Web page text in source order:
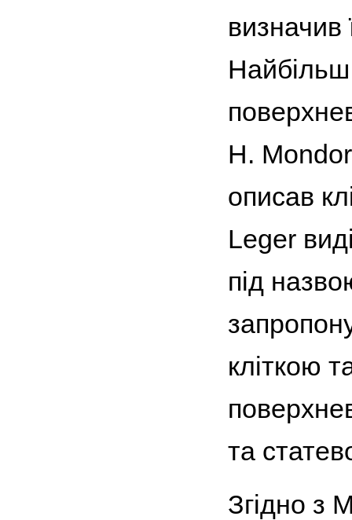
визначив
H.
описав
Leger
під
кліткою
та
Згідно з